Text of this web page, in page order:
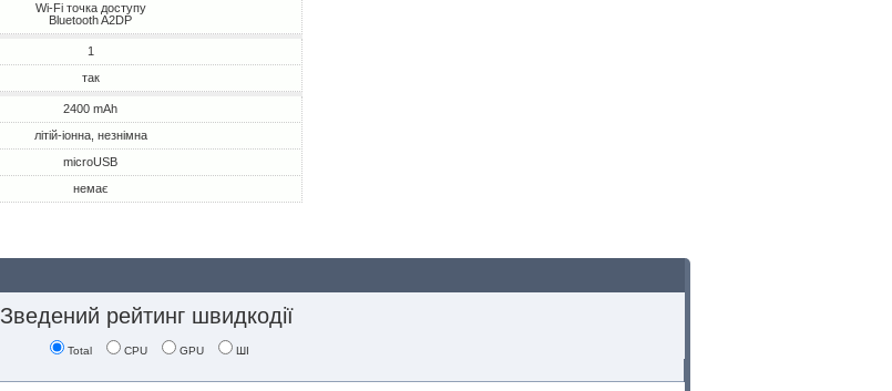
Wi-Fi точка доступу
Bluetooth A2DP
1
так
2400 mAh
літій-іонна, незнімна
microUSB
немає
Зведений рейтинг швидкодії
Total CPU GPU ШІ